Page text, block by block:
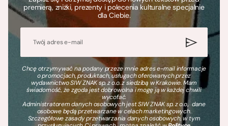
premierą, zniżki, prezenty i polecenia kulturalne specjalnie
dla Ciebie.
Chcę otrzymywać na podany przeze mnie adres e-mail informacje
o promocjach, produktach, usługach oferowanych przez
wydawnictwo SIW ZNAK sp. z o.o. z siedzibą w Krakowie. Mam
świadomość, że zgoda jest dobrowolna i mogę ją w każdej chwili
wycofać.
Administratorem danych osobowych jest SIW ZNAK sp. z o.o., dane
osobowe będą przetwarzane w celach marketingowych.
Szczegółowe zasady przetwarzania danych osobowych, w tym